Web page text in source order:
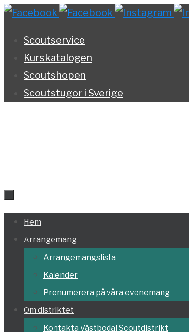
Hoppa
innehållet
Scoutservice
Kurskatalogen
Scoutshopen
Scoutstugor i Sverige
Hoppa
till
innehållet
Hem
Arrangemang
Arrangemangslista
Kalender
Prenumerera på våra evenemang
Om distriktet
Kontakta Västbodal Scoutdistrikt